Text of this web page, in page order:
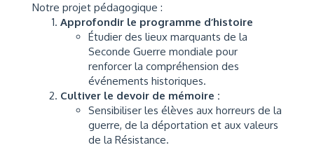
Notre projet pédagogique :
Approfondir le programme d’histoire
Étudier des lieux marquants de la
Seconde Guerre mondiale pour
renforcer la compréhension des
événements historiques.
Cultiver le devoir de mémoire :
Sensibiliser les élèves aux horreurs de la
guerre, de la déportation et aux valeurs
de la Résistance.